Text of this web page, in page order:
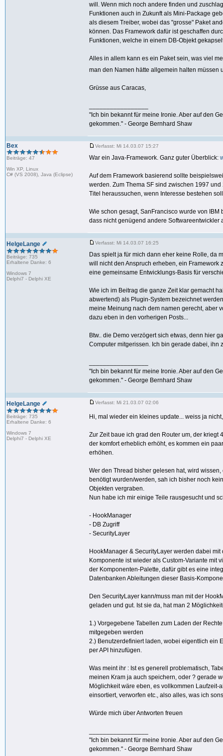
will. Wenn mich noch andere finden und
Funktionen auch in Zukunft als Mini-Package
als diesem Treiber, wobei das "grosse" Paket
können. Das Framework dafür ist geschaffen
Funktionen, welche in einem DB-Objekt
Alles in allem kann es ein Paket sein, was viel
man den Namen hätte allgemein halten
Grüsse aus Caracas,
"Ich bin bekannt für meine Ironie. Aber auf den
gekommen." - George Bernhard Shaw
Bex
Beiträge: 47
Win XP, Linux
C# (VS 2008), Java (Eclipse)
Verfasst: Mi 14.03.07 15:27
War ein Java-Framework. Ganz guter Überblick:
Auf dem Framework basierend sollte
werden. Zum Thema SF sind zwischen 1997
Titel heraussuchen, wenn Interesse bestehen
Wie schon gesagt, SanFrancisco wurde von
dass nicht genügend andere Softwareentwickler
HelgeLange
Beiträge: 735
Erhaltene Danke: 6
Windows 7
Delphi7 - Delphi XE
Verfasst: Mi 14.03.07 16:25
Das spielt ja für mich dann eher keine Rolle, da
will nicht den Anspruch erheben, ein
eine gemeinsame Entwicklungs-Basis für
Wie ich im Beitrag die ganze Zeit klar gemacht
abwertend) als Plugin-System bezeichnet
meine Meinung nach dem namen gerecht, aber
dazu eben in den vorherigen Posts...
Btw.. die Demo verzögert sich etwas, denn hier
Computer mitgerissen. Ich bin gerade dabei, ihn
"Ich bin bekannt für meine Ironie. Aber auf den
gekommen." - George Bernhard Shaw
HelgeLange
Beiträge: 735
Erhaltene Danke: 6
Windows 7
Delphi7 - Delphi XE
Verfasst: Mi 21.03.07 02:06
Hi, mal wieder ein kleines update... weiss ja
Zur Zeit baue ich grad den Router um, der
der komfort erheblich erhöht, es kommen ein
erhöhen.
Wer den Thread bisher gelesen hat, wird
benötigt wurden/werden, sah ich bisher noch
Objekten vergraben.
Nun habe ich mir einige Teile rausgesucht und
- HookManager
- DB Zugriff
- SecurityLayer
HookManager & SecurityLayer werden dabei
Komponente ist wieder als Custom-Variante mit
der Komponenten-Palette, dafür gibt es eine
Datenbanken Ableitungen dieser Basis-
Den SecurityLayer kann/muss man mit der
geladen und gut. Ist sie da, hat man 2
1.) Vorgegebene Tabellen zum Laden der
mitgegeben werden
2.) Benutzerdefiniert laden, wobei eigentlich ein
per API hinzufügen.
Was meint ihr : Ist es generell problematisch,
meinen Kram ja auch speichern, oder ? gerade
Möglichkeit wäre eben, es vollkommen
einsortiert, verworfen etc., also alles, was ich
Würde mich über Antworten freuen
"Ich bin bekannt für meine Ironie. Aber auf den
gekommen." - George Bernhard Shaw